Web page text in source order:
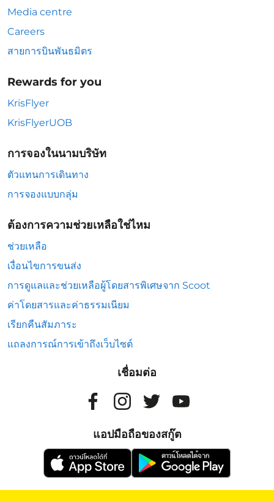
Media centre
Careers
สายการบินพันธมิตร
Rewards for you
KrisFlyer
KrisFlyerUOB
การจองในนามบริษัท
ตัวแทนการเดินทาง
การจองแบบกลุ่ม
ต้องการความช่วยเหลือใช่ไหม
ช่วยเหลือ
เงื่อนไขการขนส่ง
การดูแลและช่วยเหลือผู้โดยสารพิเศษจาก Scoot
ค่าโดยสารและค่าธรรมเนียม
เรียกคืนสัมภาระ
แถลงการณ์การเข้าถึงเว็บไซต์
เชื่อมต่อ
แอปมือถือของสกู๊ต